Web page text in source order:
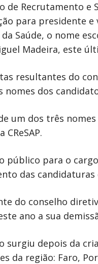
de Recrutamento e
para presidente e
Saúde, o nome
Madeira, este
resultantes do
nomes dos
um dos três
CReSAP.
público para o
das candidaturas
do conselho
ano a sua
surgiu depois da
da região: Faro,